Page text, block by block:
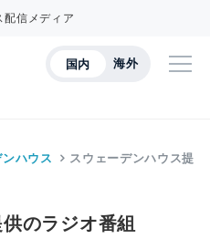
配信メディア
国内 海外
ハウス スウェーデンハウス提
のラジオ番組